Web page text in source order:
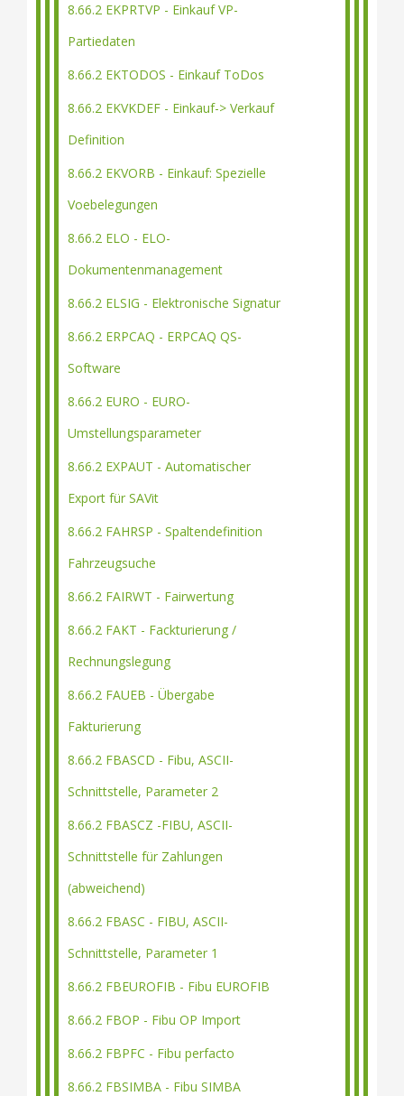
8.66.2 EKPRTVP - Einkauf VP-
Partiedaten
8.66.2 EKTODOS - Einkauf ToDos
8.66.2 EKVKDEF - Einkauf-> Verkauf
Definition
8.66.2 EKVORB - Einkauf: Spezielle
Voebelegungen
8.66.2 ELO - ELO-
Dokumentenmanagement
8.66.2 ELSIG - Elektronische Signatur
8.66.2 ERPCAQ - ERPCAQ QS-
Software
8.66.2 EURO - EURO-
Umstellungsparameter
8.66.2 EXPAUT - Automatischer
Export für SAVit
8.66.2 FAHRSP - Spaltendefinition
Fahrzeugsuche
8.66.2 FAIRWT - Fairwertung
8.66.2 FAKT - Fackturierung /
Rechnungslegung
8.66.2 FAUEB - Übergabe
Fakturierung
8.66.2 FBASCD - Fibu, ASCII-
Schnittstelle, Parameter 2
8.66.2 FBASCZ -FIBU, ASCII-
Schnittstelle für Zahlungen
(abweichend)
8.66.2 FBASC - FIBU, ASCII-
Schnittstelle, Parameter 1
8.66.2 FBEUROFIB - Fibu EUROFIB
8.66.2 FBOP - Fibu OP Import
8.66.2 FBPFC - Fibu perfacto
8.66.2 FBSIMBA - Fibu SIMBA